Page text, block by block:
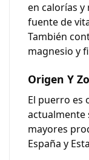
en calorías y
fuente de
También
magnesio y
Origen Y
El puerro es
actualmente
mayores
España y